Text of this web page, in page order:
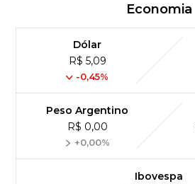
Economia
Dólar
R$ 5,09
-0,45%
Peso Argentino
R$ 0,00
+0,00%
Ibovespa